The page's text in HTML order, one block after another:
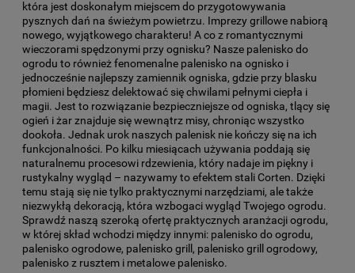
która jest doskonałym miejscem do przygotowywania
pysznych dań na świeżym powietrzu. Imprezy grillowe nabiorą
nowego, wyjątkowego charakteru! A co z romantycznymi
wieczorami spędzonymi przy ognisku? Nasze palenisko do
ogrodu to również fenomenalne palenisko na ognisko i
jednocześnie najlepszy zamiennik ogniska, gdzie przy blasku
płomieni będziesz delektować się chwilami pełnymi ciepła i
magii. Jest to rozwiązanie bezpieczniejsze od ogniska, tlący się
ogień i żar znajduje się wewnątrz misy, chroniąc wszystko
dookoła. Jednak urok naszych palenisk nie kończy się na ich
funkcjonalności. Po kilku miesiącach używania poddają się
naturalnemu procesowi rdzewienia, który nadaje im piękny i
rustykalny wygląd – nazywamy to efektem stali Corten. Dzięki
temu stają się nie tylko praktycznymi narzędziami, ale także
niezwykłą dekoracją, która wzbogaci wygląd Twojego ogrodu.
Sprawdź naszą szeroką ofertę praktycznych aranżacji ogrodu,
w której skład wchodzi między innymi: palenisko do ogrodu,
palenisko ogrodowe, palenisko grill, palenisko grill ogrodowy,
palenisko z rusztem i metalowe palenisko.